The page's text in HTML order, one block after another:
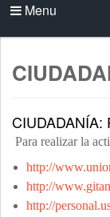
Menu
CIUDADANÍA:
Para realizar la
http://
http://
http://